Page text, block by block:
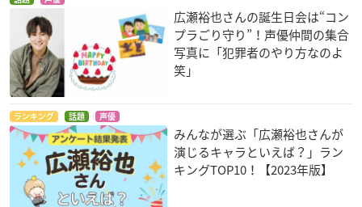
広瀬裕也さんの誕生日会は“コン
プラごり守り”！声優仲間の集合
写真に「犯罪者のやり方なのよ
笑」
ランキング 話題 声優
みんなが選ぶ「広瀬裕也さんが
演じるキャラといえば？」ラン
キングTOP10！【2023年版】